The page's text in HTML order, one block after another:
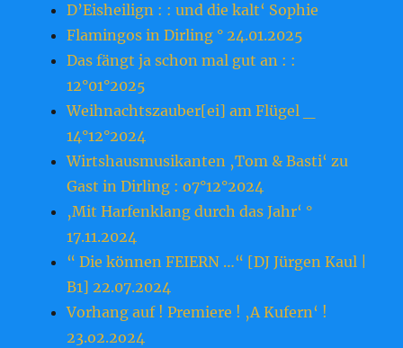
D’Eisheilign : : und die kalt‘ Sophie
Flamingos in Dirling ° 24.01.2025
Das fängt ja schon mal gut an : :
12°01°2025
Weihnachtszauber[ei] am Flügel _
14°12°2024
Wirtshausmusikanten ‚Tom & Basti‘ zu
Gast in Dirling : o7°12°2024
‚Mit Harfenklang durch das Jahr‘ °
17.11.2024
“ Die können FEIERN …“ [DJ Jürgen Kaul |
B1] 22.07.2024
Vorhang auf ! Premiere ! ‚A Kufern‘ !
23.o2.2o24